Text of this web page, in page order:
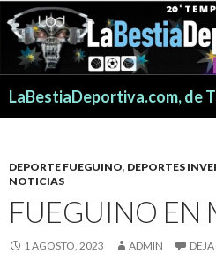
DEPORTE FUEGUINO, DEPORTES
NOTICIAS
FUEGUINO EN
1 AGOSTO, 2023 ADMIN